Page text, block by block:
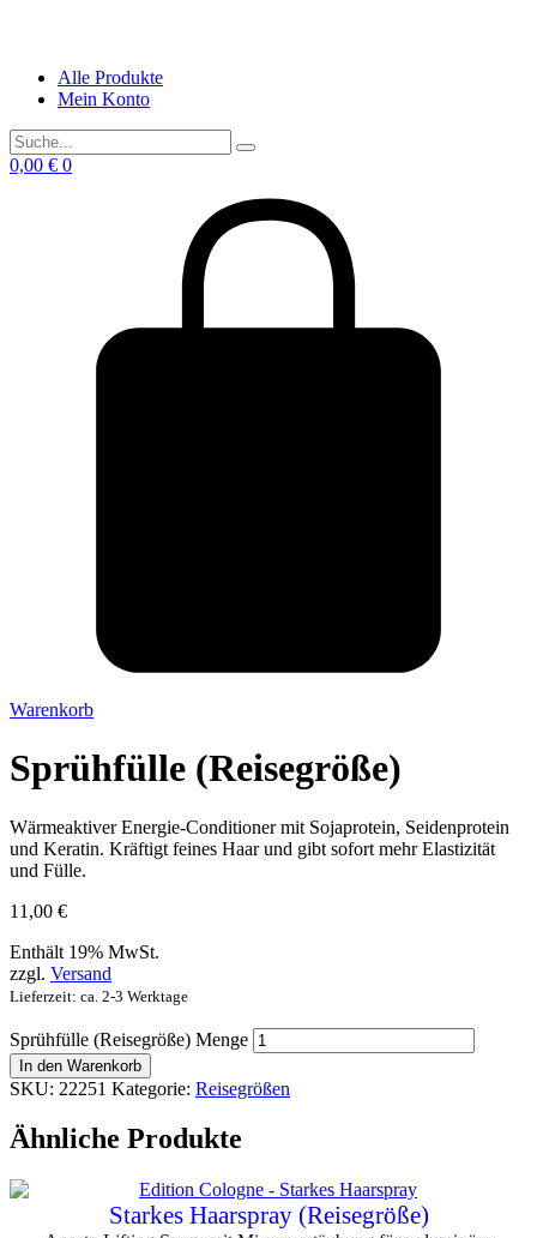
Alle Produkte
Mein Konto
0,00 € 0
Warenkorb
Sprühfülle (Reisegröße)
Wärmeaktiver Energie-Conditioner mit Sojaprotein, Seidenprotein
und Keratin. Kräftigt feines Haar und gibt sofort mehr Elastizität
und Fülle.
11,00 €
Enthält 19% MwSt.
zzgl. Versand
Lieferzeit: ca. 2-3 Werktage
Sprühfülle (Reisegröße) Menge
In den Warenkorb
SKU: 22251 Kategorie: Reisegrößen
Ähnliche Produkte
Starkes Haarspray (Reisegröße)